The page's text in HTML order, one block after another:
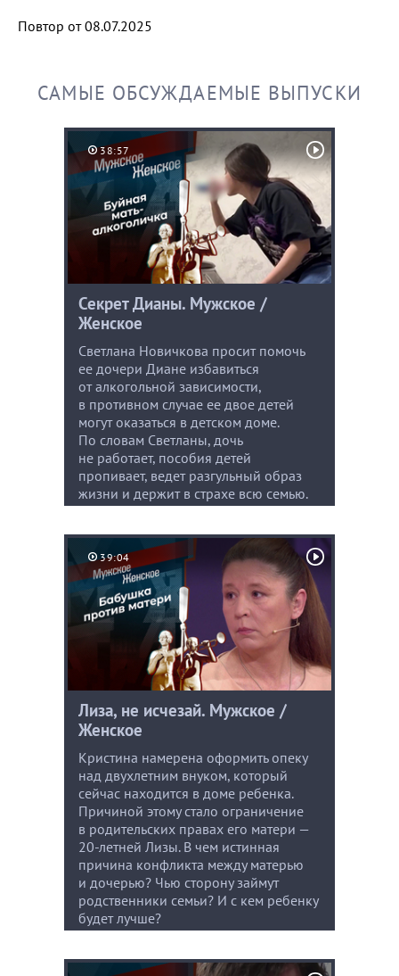
Повтор от 08.07.2025
САМЫЕ ОБСУЖДАЕМЫЕ ВЫПУСКИ
38:57
Секрет Дианы. Мужское /
Женское
Светлана Новичкова просит помочь
ее дочери Диане избавиться
от алкогольной зависимости,
в противном случае ее двое детей
могут оказаться в детском доме.
По словам Светланы, дочь
не работает, пособия детей
пропивает, ведет разгульный образ
жизни и держит в страхе всю семью.
39:04
Лиза, не исчезай. Мужское /
Женское
Кристина намерена оформить опеку
над двухлетним внуком, который
сейчас находится в доме ребенка.
Причиной этому стало ограничение
в родительских правах его матери —
20-летней Лизы. В чем истинная
причина конфликта между матерью
и дочерью? Чью сторону займут
родственники семьи? И с кем ребенку
будет лучше?